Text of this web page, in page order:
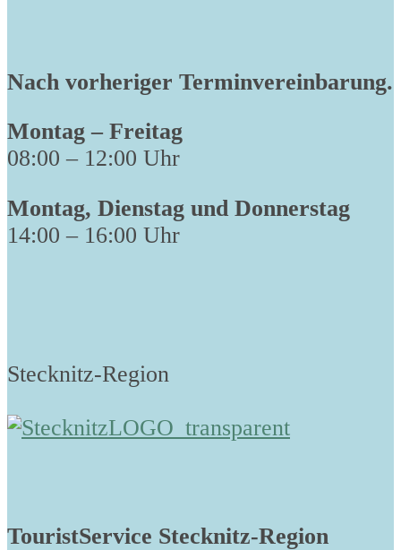
Nach vorheriger Terminvereinbarung.
Montag – Freitag
08:00 – 12:00 Uhr
Montag, Dienstag und Donnerstag
14:00 – 16:00 Uhr
Stecknitz-Region
TouristService Stecknitz-Region